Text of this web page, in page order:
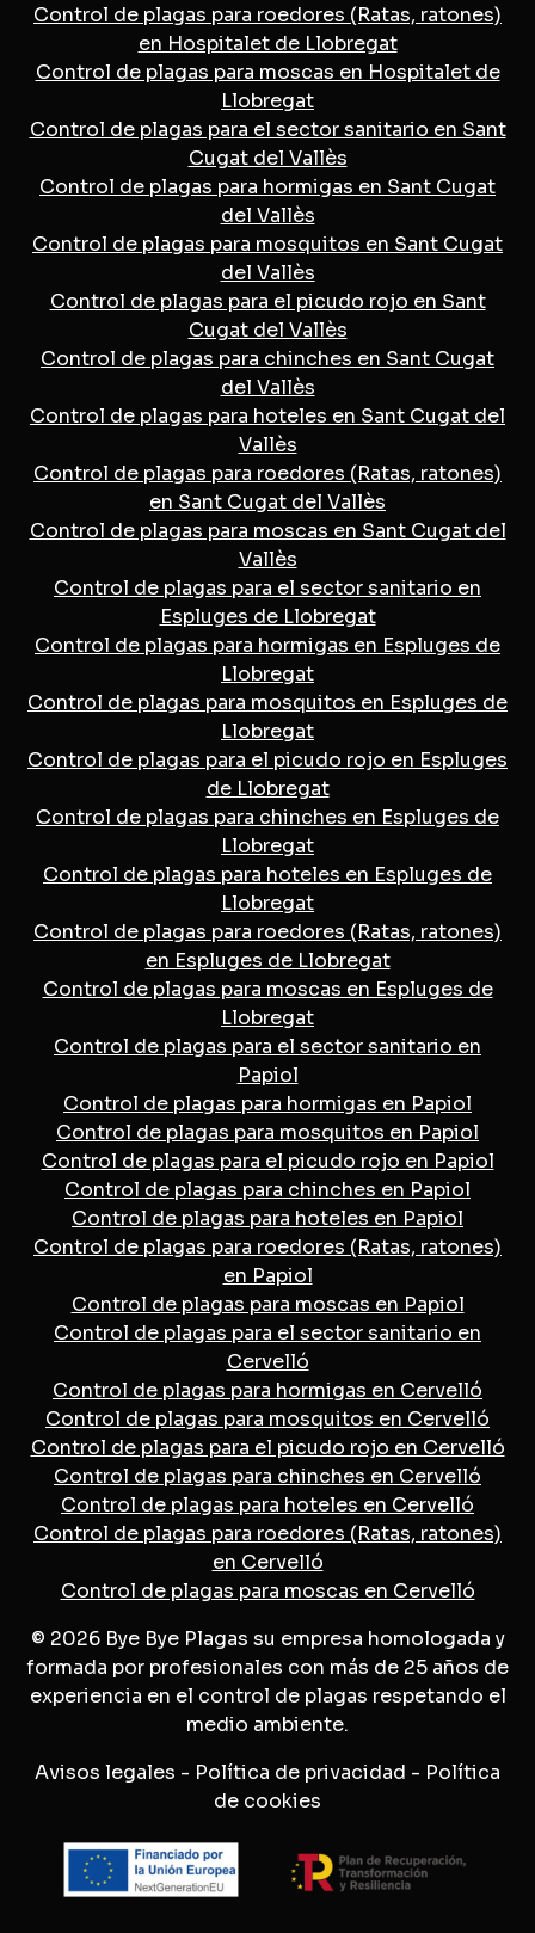
Control de plagas para roedores (Ratas, ratones)
en Hospitalet de Llobregat
Control de plagas para moscas en Hospitalet de
Llobregat
Control de plagas para el sector sanitario en Sant
Cugat del Vallès
Control de plagas para hormigas en Sant Cugat
del Vallès
Control de plagas para mosquitos en Sant Cugat
del Vallès
Control de plagas para el picudo rojo en Sant
Cugat del Vallès
Control de plagas para chinches en Sant Cugat
del Vallès
Control de plagas para hoteles en Sant Cugat del
Vallès
Control de plagas para roedores (Ratas, ratones)
en Sant Cugat del Vallès
Control de plagas para moscas en Sant Cugat del
Vallès
Control de plagas para el sector sanitario en
Espluges de Llobregat
Control de plagas para hormigas en Espluges de
Llobregat
Control de plagas para mosquitos en Espluges de
Llobregat
Control de plagas para el picudo rojo en Espluges
de Llobregat
Control de plagas para chinches en Espluges de
Llobregat
Control de plagas para hoteles en Espluges de
Llobregat
Control de plagas para roedores (Ratas, ratones)
en Espluges de Llobregat
Control de plagas para moscas en Espluges de
Llobregat
Control de plagas para el sector sanitario en
Papiol
Control de plagas para hormigas en Papiol
Control de plagas para mosquitos en Papiol
Control de plagas para el picudo rojo en Papiol
Control de plagas para chinches en Papiol
Control de plagas para hoteles en Papiol
Control de plagas para roedores (Ratas, ratones)
en Papiol
Control de plagas para moscas en Papiol
Control de plagas para el sector sanitario en
Cervelló
Control de plagas para hormigas en Cervelló
Control de plagas para mosquitos en Cervelló
Control de plagas para el picudo rojo en Cervelló
Control de plagas para chinches en Cervelló
Control de plagas para hoteles en Cervelló
Control de plagas para roedores (Ratas, ratones)
en Cervelló
Control de plagas para moscas en Cervelló
© 2026 Bye Bye Plagas su empresa homologada y
formada por profesionales con más de 25 años de
experiencia en el control de plagas respetando el
medio ambiente.
Avisos legales - Política de privacidad - Política
de cookies